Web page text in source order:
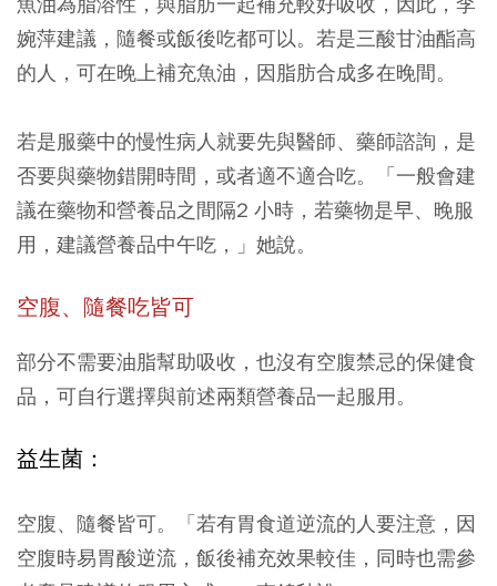
婉萍建議，隨餐或飯後吃都可以。若是三酸甘油酯高
的人，可在晚上補充魚油，因脂肪合成多在晚間。
若是服藥中的慢性病人就要先與醫師、藥師諮詢，是
否要與藥物錯開時間，或者適不適合吃。「一般會建
議在藥物和營養品之間隔2 小時，若藥物是早、晚服
用，建議營養品中午吃，」她說。
空腹、隨餐吃皆可
部分不需要油脂幫助吸收，也沒有空腹禁忌的保健食
品，可自行選擇與前述兩類營養品一起服用。
益生菌：
空腹、隨餐皆可。「若有胃食道逆流的人要注意，因
空腹時易胃酸逆流，飯後補充效果較佳，同時也需參